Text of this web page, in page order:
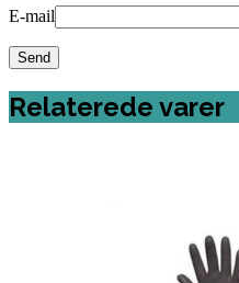
E-mail
Relaterede varer